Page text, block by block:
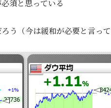
須と思っている
う（今は緩和が必要と言って